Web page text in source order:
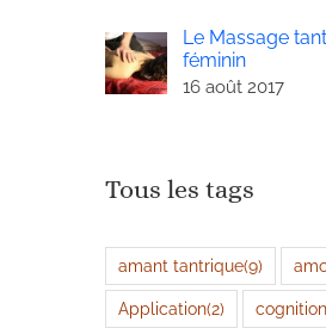
Le Massage
féminin
16 août 2017
Tous les tags
amant tantrique(9)
Application(2) cognition